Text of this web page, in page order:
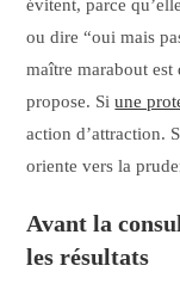
évitent, parce
ou dire “oui mais
maître marabout
propose. Siune
action d’attraction.
oriente vers la
Avant la
les résultats